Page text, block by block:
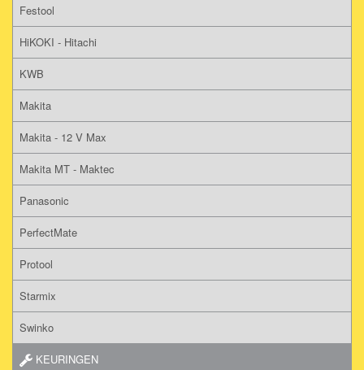
Festool
HiKOKI - Hitachi
KWB
Makita
Makita - 12 V Max
Makita MT - Maktec
Panasonic
PerfectMate
Protool
Starmix
Swinko
KEURINGEN